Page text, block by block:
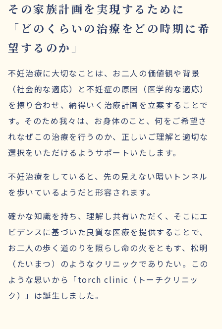
その家族計画を実現するために
「どのくらいの治療をどの時期に希
望するのか」
不妊治療に大切なことは、お二人の価値観や背景
（社会的な適応）と不妊症の原因（医学的な適応）
を擦り合わせ、納得いく治療計画を立案することで
す。そのため我々は、お身体のこと、何をご希望さ
れなぜこの治療を行うのか、正しいご理解と適切な
選択をいただけるようサポートいたします。
不妊治療をしていると、先の見えない暗いトンネル
を歩いているようだと形容されます。
確かな知識を持ち、理解し共有いただく、そこにエ
ビデンスに基づいた良質な医療を提供することで、
お二人の歩く道のりを照らし命の火をともす、松明
（たいまつ）のようなクリニックでありたい。この
ような思いから「torch clinic（トーチクリニッ
ク）」は誕生しました。